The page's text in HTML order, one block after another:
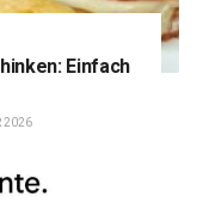
Einfach
2026